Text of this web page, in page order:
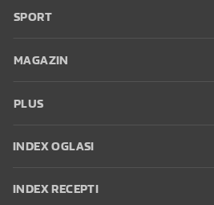
SPORT
MAGAZIN
PLUS
INDEX OGLASI
INDEX RECEPTI